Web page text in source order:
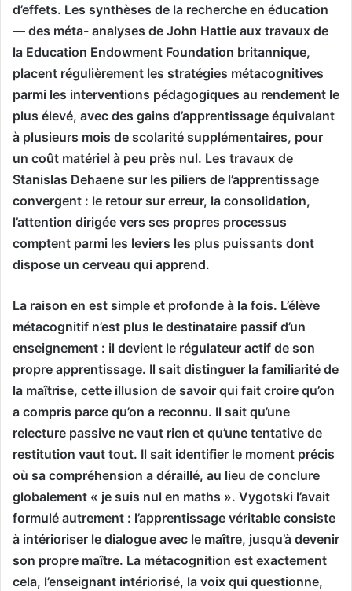
d’effets. Les synthèses de la recherche en éducation
— des méta- analyses de John Hattie aux travaux de
la Education Endowment Foundation britannique,
placent régulièrement les stratégies métacognitives
parmi les interventions pédagogiques au rendement le
plus élevé, avec des gains d’apprentissage équivalant
à plusieurs mois de scolarité supplémentaires, pour
un coût matériel à peu près nul. Les travaux de
Stanislas Dehaene sur les piliers de l’apprentissage
convergent : le retour sur erreur, la consolidation,
l’attention dirigée vers ses propres processus
comptent parmi les leviers les plus puissants dont
dispose un cerveau qui apprend.
La raison en est simple et profonde à la fois. L’élève
métacognitif n’est plus le destinataire passif d’un
enseignement : il devient le régulateur actif de son
propre apprentissage. Il sait distinguer la familiarité de
la maîtrise, cette illusion de savoir qui fait croire qu’on
a compris parce qu’on a reconnu. Il sait qu’une
relecture passive ne vaut rien et qu’une tentative de
restitution vaut tout. Il sait identifier le moment précis
où sa compréhension a déraillé, au lieu de conclure
globalement « je suis nul en maths ». Vygotski l’avait
formulé autrement : l’apprentissage véritable consiste
à intérioriser le dialogue avec le maître, jusqu’à devenir
son propre maître. La métacognition est exactement
cela, l’enseignant intériorisé, la voix qui questionne,